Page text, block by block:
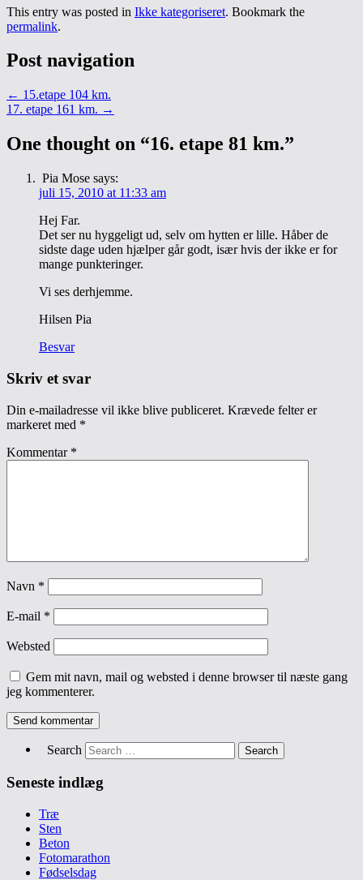
This entry was posted in Ikke kategoriseret. Bookmark the
permalink.
Post navigation
← 15.etape 104 km.
17. etape 161 km. →
One thought on “16. etape 81 km.”
Pia Mose says:
juli 15, 2010 at 11:33 am
Hej Far.
Det ser nu hyggeligt ud, selv om hytten er lille. Håber de
sidste dage uden hjælper går godt, især hvis der ikke er for
mange punkteringer.
Vi ses derhjemme.
Hilsen Pia
Besvar
Skriv et svar
Din e-mailadresse vil ikke blive publiceret. Krævede felter er
markeret med *
Kommentar *
Navn *
E-mail *
Websted
Gem mit navn, mail og websted i denne browser til næste gang
jeg kommenterer.
Search
Seneste indlæg
Træ
Sten
Beton
Fotomarathon
Fødselsdag